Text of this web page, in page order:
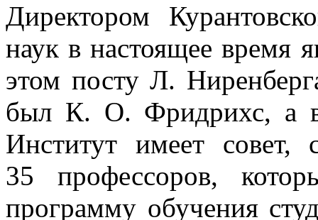
Директором
наук в настоящее время
этом посту Л.
был К. О. Фридрихс, а
Институт имеет совет,
35 профессоров,
программу обучения